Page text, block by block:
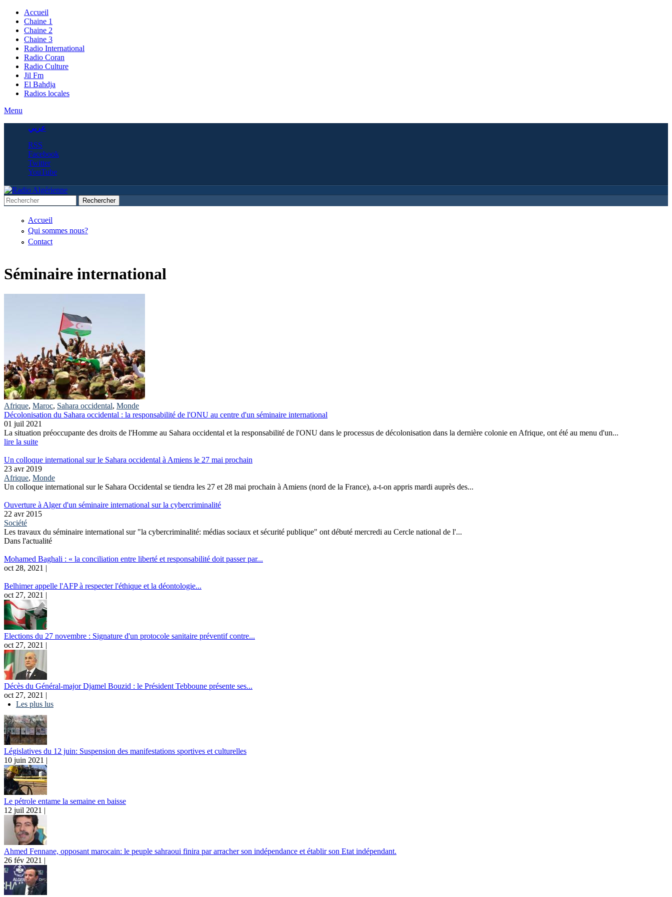
Accueil
Chaine 1
Chaine 2
Chaine 3
Radio International
Radio Coran
Radio Culture
Jil Fm
El Bahdja
Radios locales
Menu
عربي
RSS
Facebook
Twitter
YouTube
Rechercher
Accueil
Qui sommes nous?
Contact
Séminaire international
Afrique, Maroc, Sahara occidental, Monde
Décolonisation du Sahara occidental : la responsabilité de l'ONU au centre d'un séminaire international
01 juil 2021
La situation préoccupante des droits de l'Homme au Sahara occidental et la responsabilité de l'ONU dans le processus de décolonisation dans la dernière colonie en Afrique, ont été au menu d'un...
lire la suite
Un colloque international sur le Sahara occidental à Amiens le 27 mai prochain
23 avr 2019
Afrique, Monde
Un colloque international sur le Sahara Occidental se tiendra les 27 et 28 mai prochain à Amiens (nord de la France), a-t-on appris mardi auprès des...
Ouverture à Alger d'un séminaire international sur la cybercriminalité
22 avr 2015
Société
Les travaux du séminaire international sur "la cybercriminalité: médias sociaux et sécurité publique" ont débuté mercredi au Cercle national de l'...
Dans l'actualité
Mohamed Baghali : « la conciliation entre liberté et responsabilité doit passer par...
oct 28, 2021 |
Belhimer appelle l'AFP à respecter l'éthique et la déontologie...
oct 27, 2021 |
Elections du 27 novembre : Signature d'un protocole sanitaire préventif contre...
oct 27, 2021 |
Décès du Général-major Djamel Bouzid : le Président Tebboune présente ses...
oct 27, 2021 |
Les plus lus
Législatives du 12 juin: Suspension des manifestations sportives et culturelles
10 juin 2021 |
Le pétrole entame la semaine en baisse
12 juil 2021 |
Ahmed Fennane, opposant marocain: le peuple sahraoui finira par arracher son indépendance et établir son Etat indépendant.
26 fév 2021 |